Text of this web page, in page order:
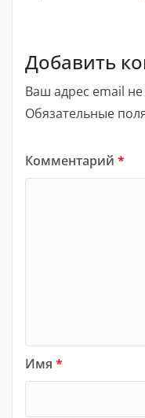
Добавить
Ваш адрес email
Обязательные
Комментарий *
Имя *